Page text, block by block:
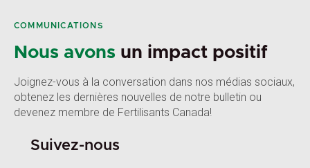
COMMUNICATIONS
Nous avons un impact positif
Joignez-vous à la conversation dans nos médias sociaux,
obtenez les dernières nouvelles de notre bulletin ou
devenez membre de Fertilisants Canada!
Suivez-nous